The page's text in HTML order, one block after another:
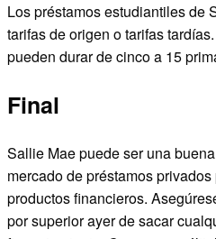
Los préstamos estudiantiles de
tarifas de origen o tarifas
pueden durar de cinco a 15
Final
Sallie Mae puede ser una
mercado de préstamos
productos financieros.
por superior ayer de sacar